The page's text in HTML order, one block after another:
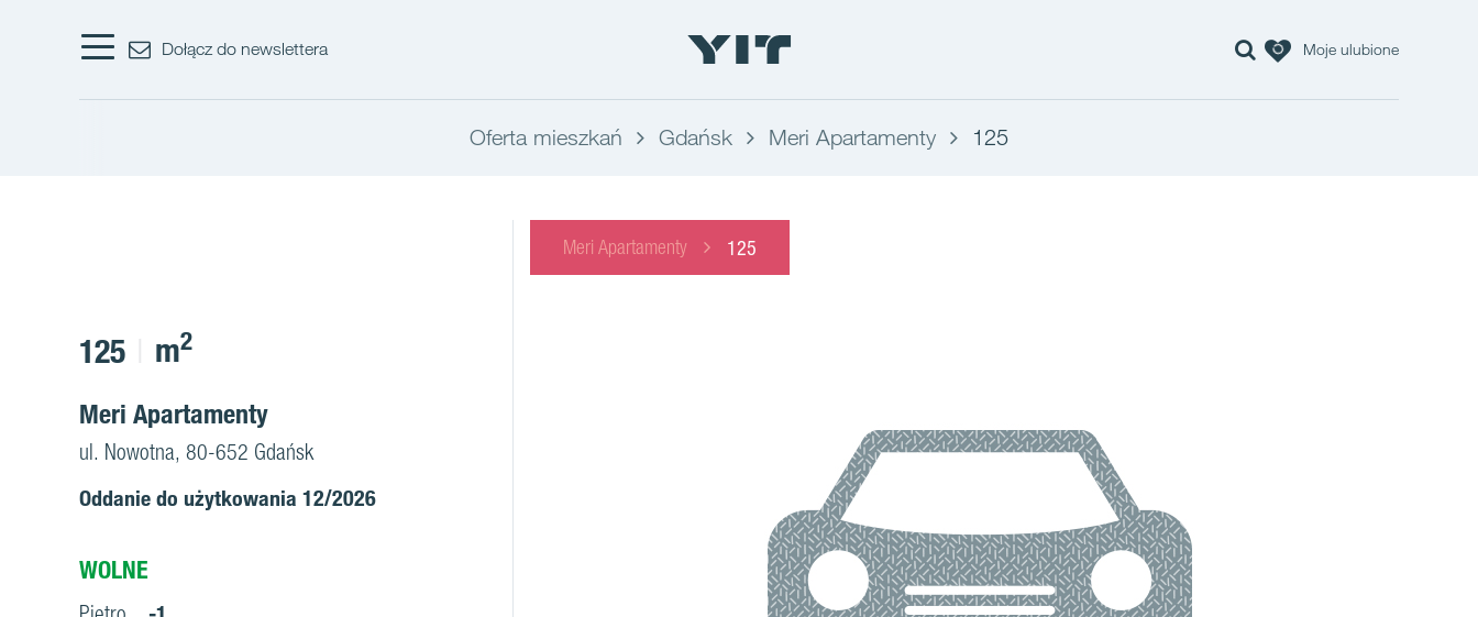
Dołącz do newslettera Moje ulubione
Oferta mieszkań Gdańsk Meri Apartamenty 125
Meri Apartamenty 125
125 m2
Meri Apartamenty
ul. Nowotna, 80-652 Gdańsk
Oddanie do użytkowania 12/2026
WOLNE